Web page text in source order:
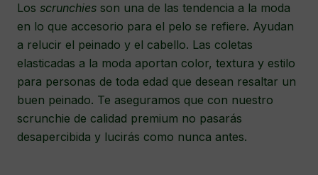
Los scrunchies son una de las tendencia a la moda
en lo que accesorio para el pelo se refiere. Ayudan
a relucir el peinado y el cabello. Las coletas
elasticadas a la moda aportan color, textura y estilo
para personas de toda edad que desean resaltar un
buen peinado. Te aseguramos que con nuestro
scrunchie de calidad premium no pasarás
desapercibida y lucirás como nunca antes.